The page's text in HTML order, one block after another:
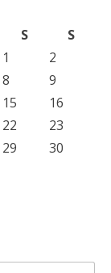
S
S
1
2
8
9
15
16
22
23
29
30